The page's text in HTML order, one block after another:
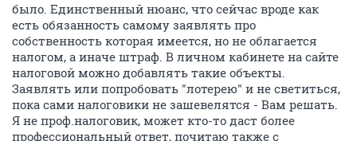
было. Единственный нюанс, что сейчас вроде как
есть обязанность самому заявлять про
собственность которая имеется, но не облагается
налогом, а иначе штраф. В личном кабинете на сайте
налоговой можно добавлять такие объекты.
Заявлять или попробовать "лотерею" и не светиться,
пока сами налоговики не зашевелятся - Вам решать.
Я не проф.налоговик, может кто-то даст более
профессиональный ответ, почитаю также с